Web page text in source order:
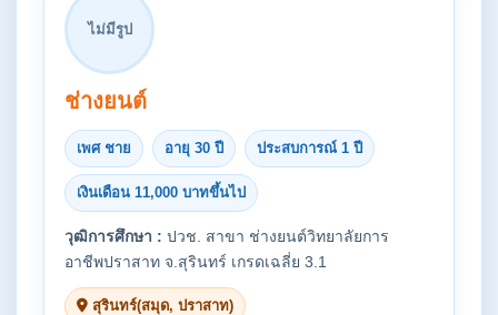
ไม่มีรูป
ช่างยนต์
เพศ ชาย อายุ 30 ปี ประสบการณ์ 1 ปี
เงินเดือน 11,000 บาทขึ้นไป
วุฒิการศึกษา : ปวช. สาขา ช่างยนต์วิทยาลัยการ
อาชีพปราสาท จ.สุรินทร์ เกรดเฉลี่ย 3.1
สุรินทร์(สมุด, ปราสาท)